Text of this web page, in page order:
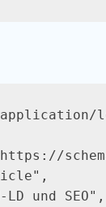
LD und SEO",